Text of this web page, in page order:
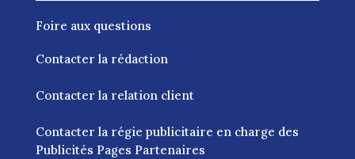
Foire aux questions
Contacter la rédaction
Contacter la relation client
Contacter la régie publicitaire en charge des
Publicités Pages Partenaires